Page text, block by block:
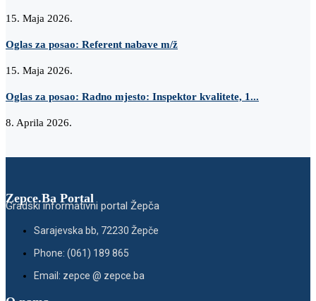
15. Maja 2026.
Oglas za posao: Referent nabave m/ž
15. Maja 2026.
Oglas za posao: Radno mjesto: Inspektor kvalitete, 1...
8. Aprila 2026.
Zepce.Ba Portal
Gradski informativni portal Žepča
Sarajevska bb, 72230 Žepče
Phone: (061) 189 865
Email: zepce @ zepce.ba